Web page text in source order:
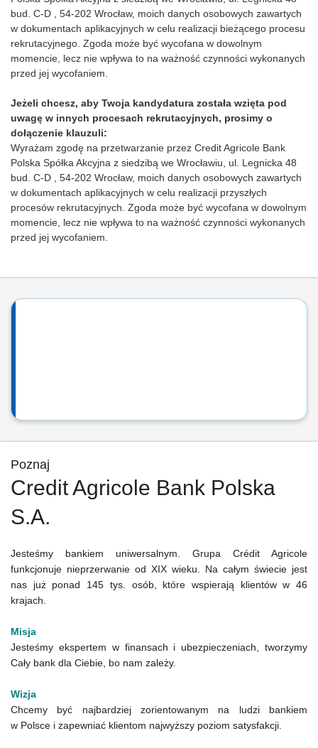
bud. C-D , 54-202 Wrocław, moich danych osobowych zawartych
w dokumentach aplikacyjnych w celu realizacji bieżącego procesu
rekrutacyjnego. Zgoda może być wycofana w dowolnym
momencie, lecz nie wpływa to na ważność czynności wykonanych
przed jej wycofaniem.
Jeżeli chcesz, aby Twoja kandydatura została wzięta pod
uwagę w innych procesach rekrutacyjnych, prosimy o
dołączenie klauzuli:
Wyrażam zgodę na przetwarzanie przez Credit Agricole Bank
Polska Spółka Akcyjna z siedzibą we Wrocławiu, ul. Legnicka 48
bud. C-D , 54-202 Wrocław, moich danych osobowych zawartych
w dokumentach aplikacyjnych w celu realizacji przyszłych
procesów rekrutacyjnych. Zgoda może być wycofana w dowolnym
momencie, lecz nie wpływa to na ważność czynności wykonanych
przed jej wycofaniem.
Poznaj
Credit Agricole Bank Polska
S.A.
Jesteśmy bankiem uniwersalnym. Grupa Crédit Agricole
funkcjonuje nieprzerwanie od XIX wieku. Na całym świecie jest
nas już ponad 145 tys. osób, które wspierają klientów w 46
krajach.
Misja
Jesteśmy ekspertem w finansach i ubezpieczeniach, tworzymy
Cały bank dla Ciebie, bo nam zależy.
Wizja
Chcemy być najbardziej zorientowanym na ludzi bankiem
w Polsce i zapewniać klientom najwyższy poziom satysfakcji.